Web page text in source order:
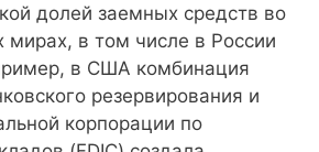
долей заемных средств во
мирах, в том числе в России
в США комбинация
резервирования и
корпорации по